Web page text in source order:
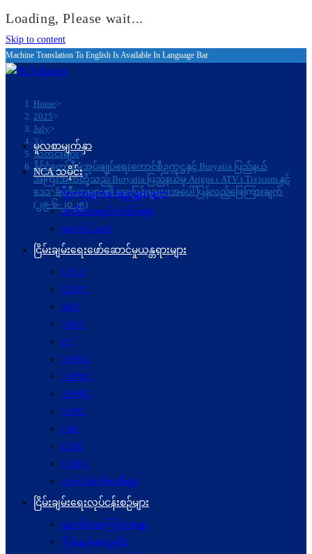
Loading, Please wait...
Skip to content
Machine Translation To English Is Available In Language Bar
Home>
2025>
July>
3>
သတင်းများ>
နိုင်ငံတော်စီမံအုပ်ချုပ်ရေးကောင်စီဥက္ကဋ္ဌနှင့် Buryatia ပြည်နယ်
အကြီးအကဲတို့သည် Buryatia ပြည်နယ်မှ Arigus ၊ ATV ၊ Tivicom နှင့်
ဒေသခံမီဒီယာများ၏ မေးမြန်းမှုများအပေါ် ပြန်လည်ဖြေကြားချက်
(၂၉-၆-၂၀၂၅)
မူလစာမျက်နှာ
NCA သမိုင်း
ဦးတည်ချက်နှင့်ရည်ရွယ်ချက်
အထိမ်းအမှတ်တံဆိပ်များ
ဆောင်ပုဒ်များ
ငြိမ်းချမ်းရေးဖော်‌ဆောင်မှုယန္တရားများ
UPCC
UPWC
MPC
NRPC
PC
NSPCC
NSPWC
NSPNC
NSPC
JMC
JICM
UPDJC
လုပ်ငန်းကော်မတီများ
ငြိမ်းချမ်းရေးလုပ်ငန်းစဉ်များ
နောက်ခံအကြောင်းအရာ
ငြိမ်းချမ်းရေးမူဝါဒ